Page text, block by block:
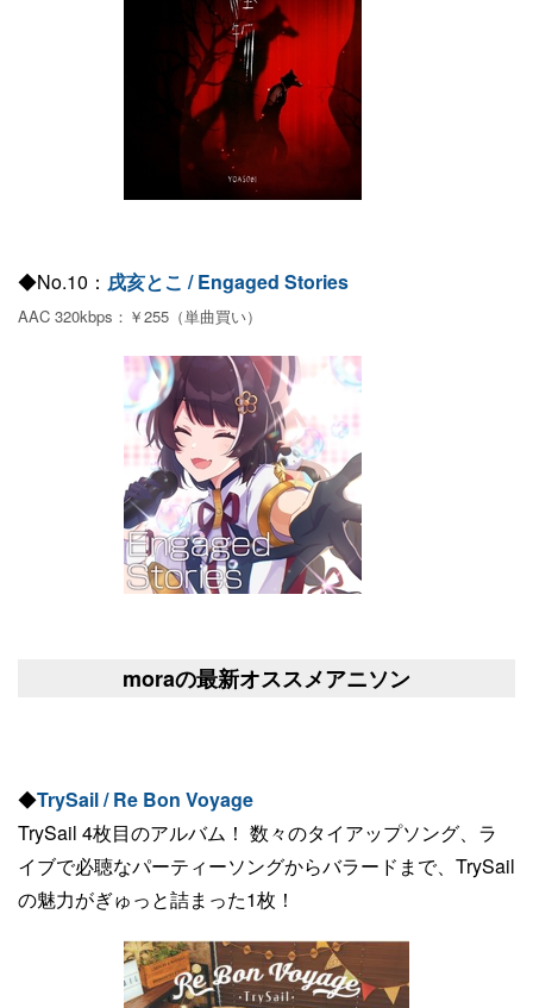
◆No.10： 戌亥とこ / Engaged Stories
AAC 320kbps：￥255（単曲買い）
moraの最新オススメアニソン
◆TrySail / Re Bon Voyage
TrySail 4枚目のアルバム！ 数々のタイアップソング、ラ
イブで必聴なパーティーソングからバラードまで、TrySail
の魅力がぎゅっと詰まった1枚！